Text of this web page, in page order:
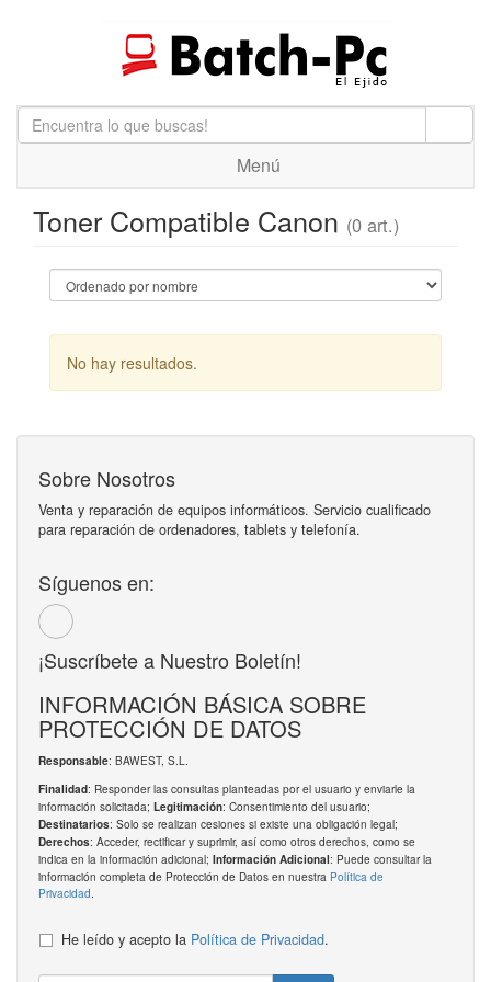
Menú
Toner Compatible Canon (0 art.)
No hay resultados.
Sobre Nosotros
Venta y reparación de equipos informáticos. Servicio cualificado
para reparación de ordenadores, tablets y telefonía.
Síguenos en:
¡Suscríbete a Nuestro Boletín!
INFORMACIÓN BÁSICA SOBRE
PROTECCIÓN DE DATOS
Responsable: BAWEST, S.L.
Finalidad: Responder las consultas planteadas por el usuario y enviarle la
información solicitada; Legitimación: Consentimiento del usuario;
Destinatarios: Solo se realizan cesiones si existe una obligación legal;
Derechos: Acceder, rectificar y suprimir, así como otros derechos, como se
indica en la información adicional; Información Adicional: Puede consultar la
información completa de Protección de Datos en nuestra Política de
Privacidad.
He leído y acepto la Política de Privacidad.